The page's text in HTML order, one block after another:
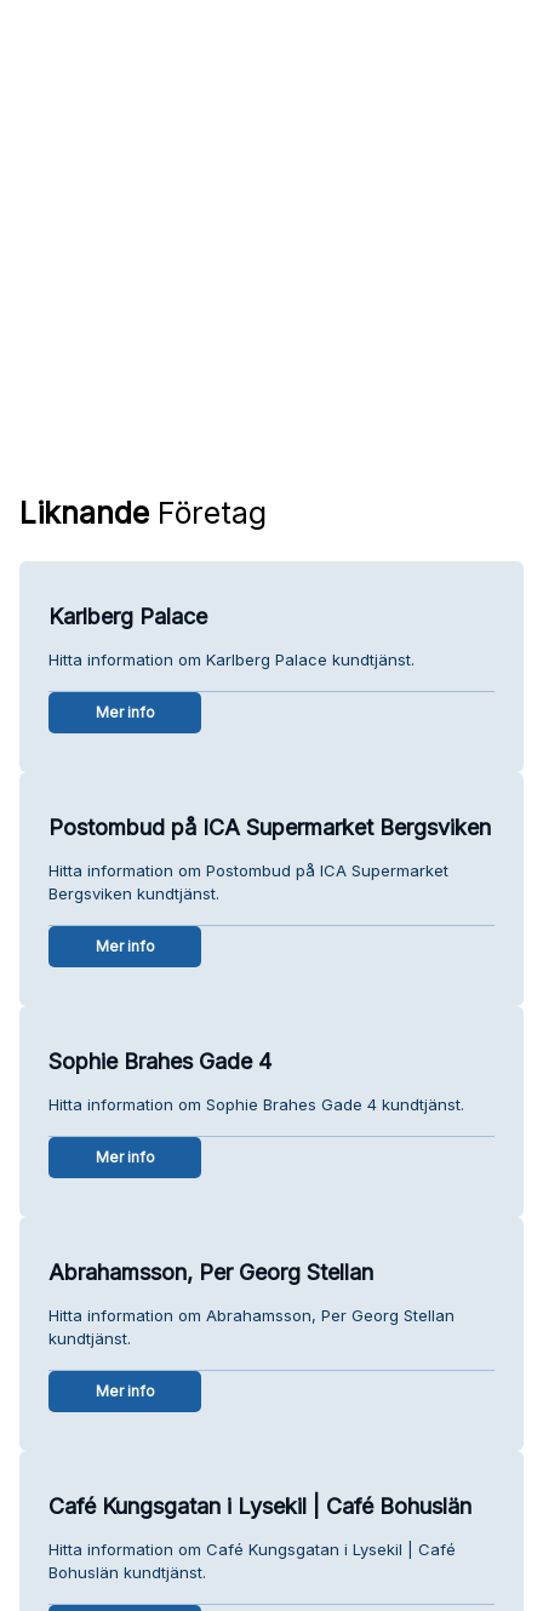
Liknande Företag
Karlberg Palace
Hitta information om Karlberg Palace kundtjänst.
Mer info
Postombud på ICA Supermarket Bergsviken
Hitta information om Postombud på ICA Supermarket
Bergsviken kundtjänst.
Mer info
Sophie Brahes Gade 4
Hitta information om Sophie Brahes Gade 4 kundtjänst.
Mer info
Abrahamsson, Per Georg Stellan
Hitta information om Abrahamsson, Per Georg Stellan
kundtjänst.
Mer info
Café Kungsgatan i Lysekil | Café Bohuslän
Hitta information om Café Kungsgatan i Lysekil | Café
Bohuslän kundtjänst.